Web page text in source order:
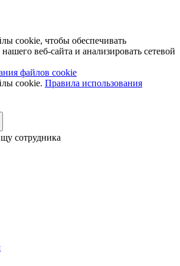
cookie, чтобы обеспечивать
веб-сайта и анализировать сетевой
файлов cookie
cookie. Правила использования
сотрудника